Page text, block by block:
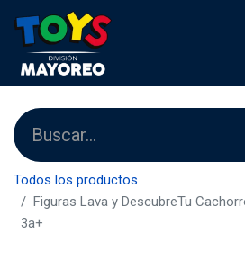
Todos los productos
Figuras Lava y DescubreTu
3a+